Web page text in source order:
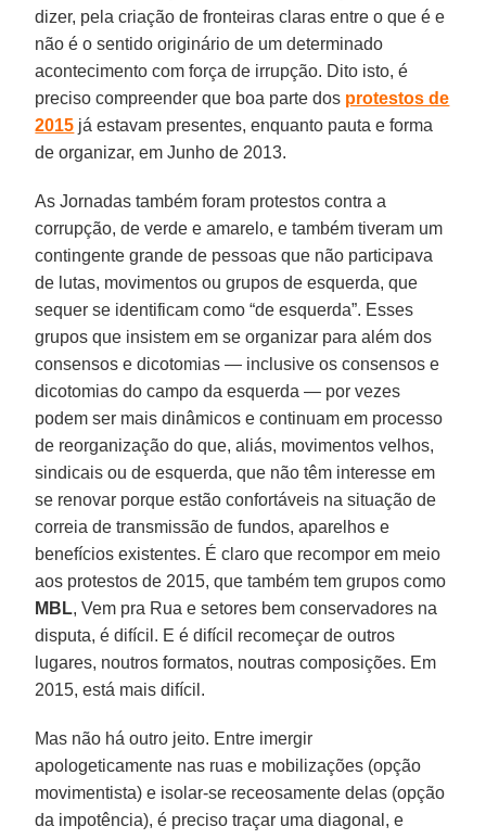
dizer, pela criação de fronteiras claras entre o que é e
não é o sentido originário de um determinado
acontecimento com força de irrupção. Dito isto, é
preciso compreender que boa parte dos protestos de
2015 já estavam presentes, enquanto pauta e forma
de organizar, em Junho de 2013.
As Jornadas também foram protestos contra a
corrupção, de verde e amarelo, e também tiveram um
contingente grande de pessoas que não participava
de lutas, movimentos ou grupos de esquerda, que
sequer se identificam como “de esquerda”. Esses
grupos que insistem em se organizar para além dos
consensos e dicotomias — inclusive os consensos e
dicotomias do campo da esquerda — por vezes
podem ser mais dinâmicos e continuam em processo
de reorganização do que, aliás, movimentos velhos,
sindicais ou de esquerda, que não têm interesse em
se renovar porque estão confortáveis na situação de
correia de transmissão de fundos, aparelhos e
benefícios existentes. É claro que recompor em meio
aos protestos de 2015, que também tem grupos como
MBL, Vem pra Rua e setores bem conservadores na
disputa, é difícil. E é difícil recomeçar de outros
lugares, noutros formatos, noutras composições. Em
2015, está mais difícil.
Mas não há outro jeito. Entre imergir
apologeticamente nas ruas e mobilizações (opção
movimentista) e isolar-se receosamente delas (opção
da impotência), é preciso traçar uma diagonal, e